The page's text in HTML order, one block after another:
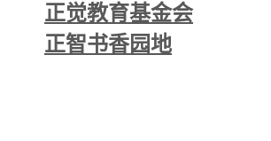
正觉教育基金会
正智书香园地